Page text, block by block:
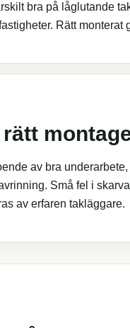
bra på låglutande
Rätt monterat
av bra
Små fel i
av erfaren takläggare.